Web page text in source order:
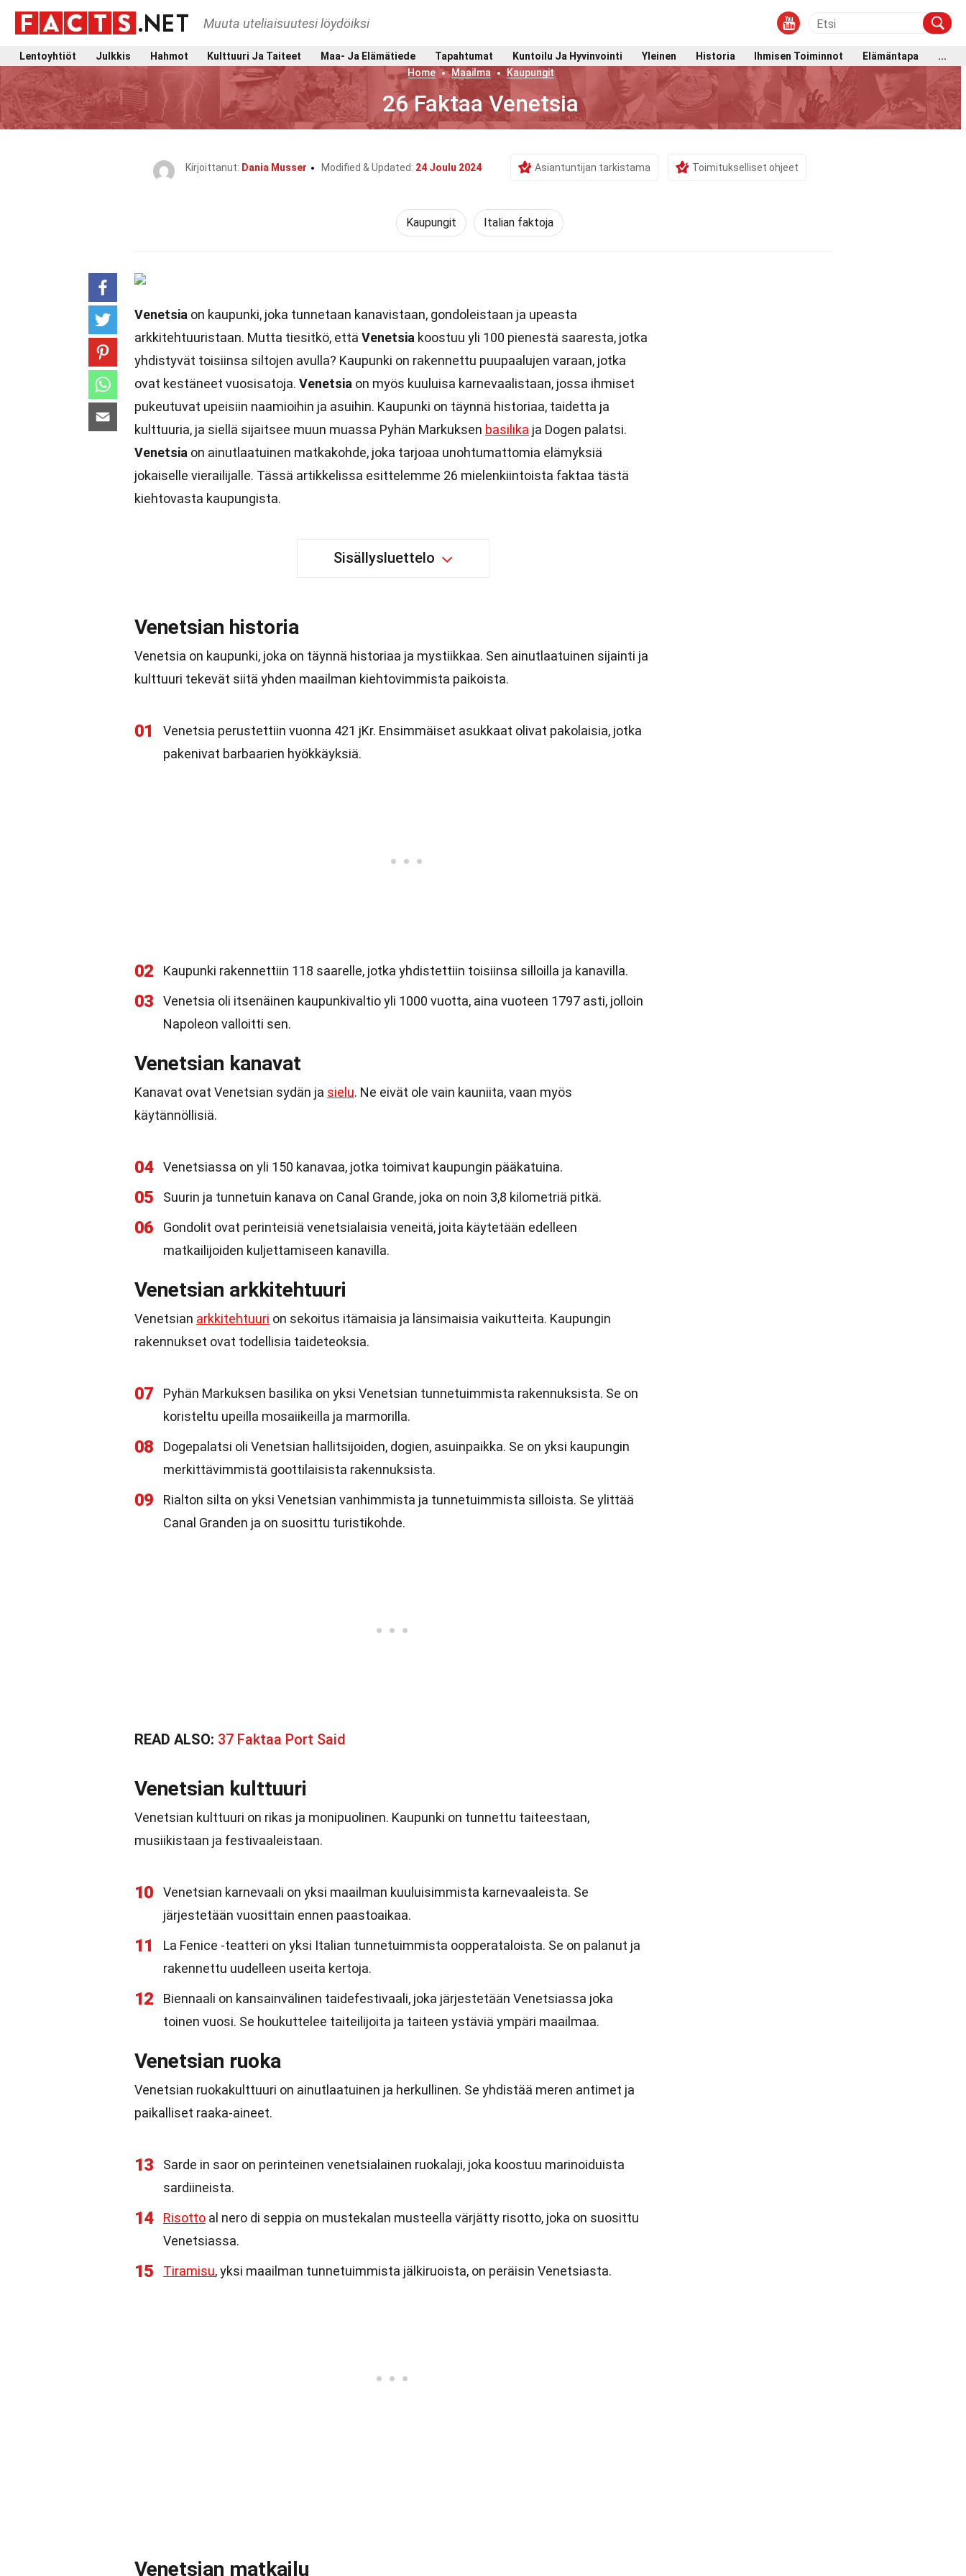
Muuta uteliaisuutesi löydöiksi
Lentoyhtiöt Julkkis Hahmot Kulttuuri Ja Taiteet Maa- Ja Elämätiede Tapahtumat Kuntoilu Ja Hyvinvointi Yleinen Historia Ihmisen Toiminnot Elämäntapa
...
Home
Maailma Kaupungit
26 Faktaa Venetsia
Kirjoittanut: Dania Musser Modified & Updated: 24 Joulu 2024 Asiantuntijan tarkistama Toimitukselliset ohjeet
Kaupungit Italian faktoja
Venetsia on kaupunki, joka tunnetaan kanavistaan, gondoleistaan ja upeasta
arkkitehtuuristaan. Mutta tiesitkö, että Venetsia koostuu yli 100 pienestä saaresta, jotka
yhdistyvät toisiinsa siltojen avulla? Kaupunki on rakennettu puupaalujen varaan, jotka
ovat kestäneet vuosisatoja. Venetsia on myös kuuluisa karnevaalistaan, jossa ihmiset
pukeutuvat upeisiin naamioihin ja asuihin. Kaupunki on täynnä historiaa, taidetta ja
kulttuuria, ja siellä sijaitsee muun muassa Pyhän Markuksen basilika ja Dogen palatsi.
Venetsia on ainutlaatuinen matkakohde, joka tarjoaa unohtumattomia elämyksiä
jokaiselle vierailijalle. Tässä artikkelissa esittelemme 26 mielenkiintoista faktaa tästä
kiehtovasta kaupungista.
Sisällysluettelo
Venetsian historia
Venetsia on kaupunki, joka on täynnä historiaa ja mystiikkaa. Sen ainutlaatuinen sijainti ja
kulttuuri tekevät siitä yhden maailman kiehtovimmista paikoista.
01
Venetsia perustettiin vuonna 421 jKr. Ensimmäiset asukkaat olivat pakolaisia, jotka
pakenivat barbaarien hyökkäyksiä.
02 Kaupunki rakennettiin 118 saarelle, jotka yhdistettiin toisiinsa silloilla ja kanavilla.
03
Venetsia oli itsenäinen kaupunkivaltio yli 1000 vuotta, aina vuoteen 1797 asti, jolloin
Napoleon valloitti sen.
Venetsian kanavat
Kanavat ovat Venetsian sydän ja sielu. Ne eivät ole vain kauniita, vaan myös
käytännöllisiä.
04 Venetsiassa on yli 150 kanavaa, jotka toimivat kaupungin pääkatuina.
05 Suurin ja tunnetuin kanava on Canal Grande, joka on noin 3,8 kilometriä pitkä.
06
Gondolit ovat perinteisiä venetsialaisia veneitä, joita käytetään edelleen
matkailijoiden kuljettamiseen kanavilla.
Venetsian arkkitehtuuri
Venetsian arkkitehtuuri on sekoitus itämaisia ja länsimaisia vaikutteita. Kaupungin
rakennukset ovat todellisia taideteoksia.
07
Pyhän Markuksen basilika on yksi Venetsian tunnetuimmista rakennuksista. Se on
koristeltu upeilla mosaiikeilla ja marmorilla.
08
Dogepalatsi oli Venetsian hallitsijoiden, dogien, asuinpaikka. Se on yksi kaupungin
merkittävimmistä goottilaisista rakennuksista.
09
Rialton silta on yksi Venetsian vanhimmista ja tunnetuimmista silloista. Se ylittää
Canal Granden ja on suosittu turistikohde.
READ ALSO: 37 Faktaa Port Said
Venetsian kulttuuri
Venetsian kulttuuri on rikas ja monipuolinen. Kaupunki on tunnettu taiteestaan,
musiikistaan ja festivaaleistaan.
10
Venetsian karnevaali on yksi maailman kuuluisimmista karnevaaleista. Se
järjestetään vuosittain ennen paastoaikaa.
11
La Fenice -teatteri on yksi Italian tunnetuimmista oopperataloista. Se on palanut ja
rakennettu uudelleen useita kertoja.
12
Biennaali on kansainvälinen taidefestivaali, joka järjestetään Venetsiassa joka
toinen vuosi. Se houkuttelee taiteilijoita ja taiteen ystäviä ympäri maailmaa.
Venetsian ruoka
Venetsian ruokakulttuuri on ainutlaatuinen ja herkullinen. Se yhdistää meren antimet ja
paikalliset raaka-aineet.
13
Sarde in saor on perinteinen venetsialainen ruokalaji, joka koostuu marinoiduista
sardiineista.
14 Risotto al nero di seppia on mustekalan musteella värjätty risotto, joka on suosittu
Venetsiassa.
15 Tiramisu, yksi maailman tunnetuimmista jälkiruoista, on peräisin Venetsiasta.
Venetsian matkailu